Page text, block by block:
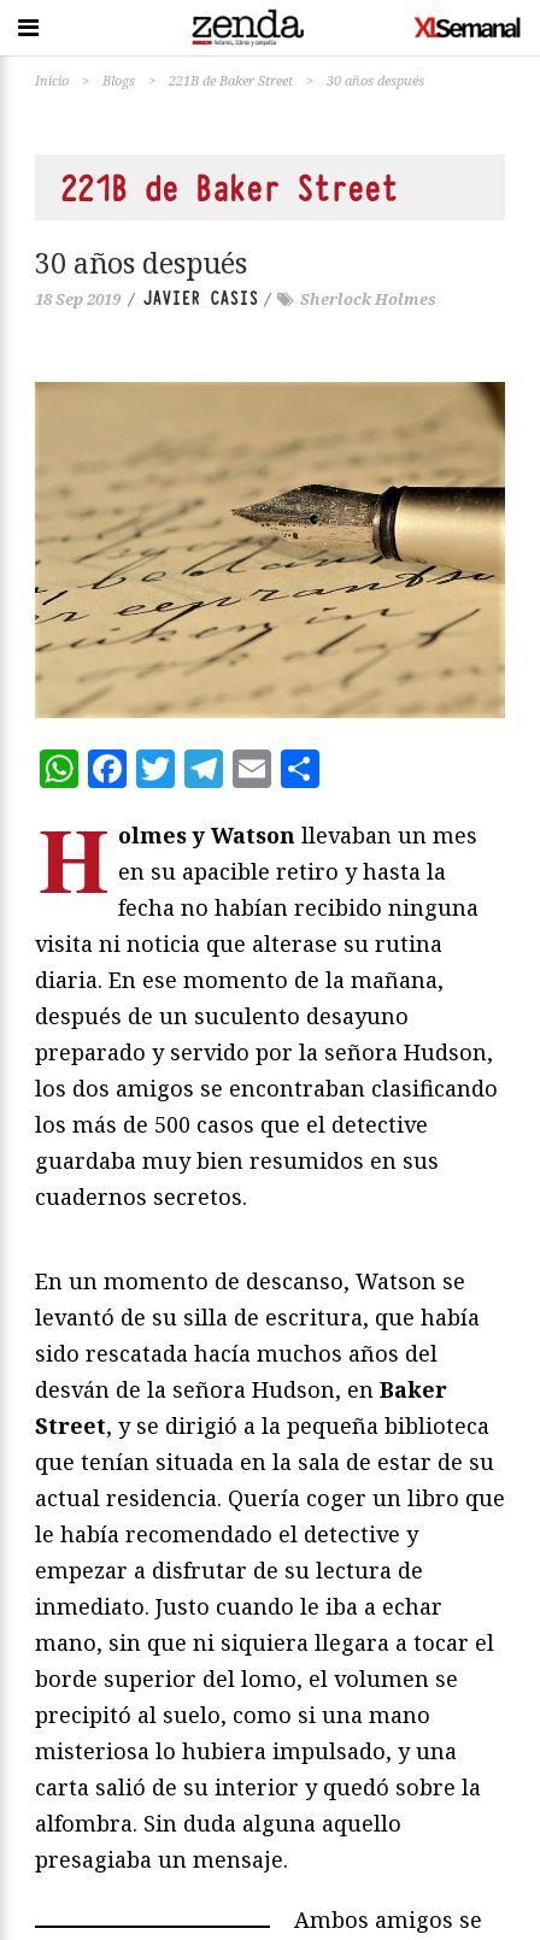
Inicio > Blogs > 221B de Baker Street > 30 años después
221B de Baker Street
30 años después
18 Sep 2019 / JAVIER CASIS / Sherlock Holmes
WhatsApp
Facebook
Twitter
Telegram
Email
H olmes y Watson llevaban un mes
en su apacible retiro y hasta la
fecha no habían recibido ninguna
visita ni noticia que alterase su rutina
diaria. En ese momento de la mañana,
después de un suculento desayuno
preparado y servido por la señora Hudson,
los dos amigos se encontraban clasificando
los más de 500 casos que el detective
guardaba muy bien resumidos en sus
cuadernos secretos.
En un momento de descanso, Watson se
levantó de su silla de escritura, que había
sido rescatada hacía muchos años del
desván de la señora Hudson, en Baker
Street, y se dirigió a la pequeña biblioteca
que tenían situada en la sala de estar de su
actual residencia. Quería coger un libro que
le había recomendado el detective y
empezar a disfrutar de su lectura de
inmediato. Justo cuando le iba a echar
mano, sin que ni siquiera llegara a tocar el
borde superior del lomo, el volumen se
precipitó al suelo, como si una mano
misteriosa lo hubiera impulsado, y una
carta salió de su interior y quedó sobre la
alfombra. Sin duda alguna aquello
presagiaba un mensaje.
Ambos amigos se